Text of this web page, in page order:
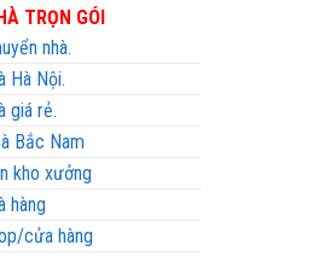
TRỌN GÓI
nhà.
Hà Nội.
giá rẻ.
Bắc Nam
kho xưởng
hàng
cửa hàng